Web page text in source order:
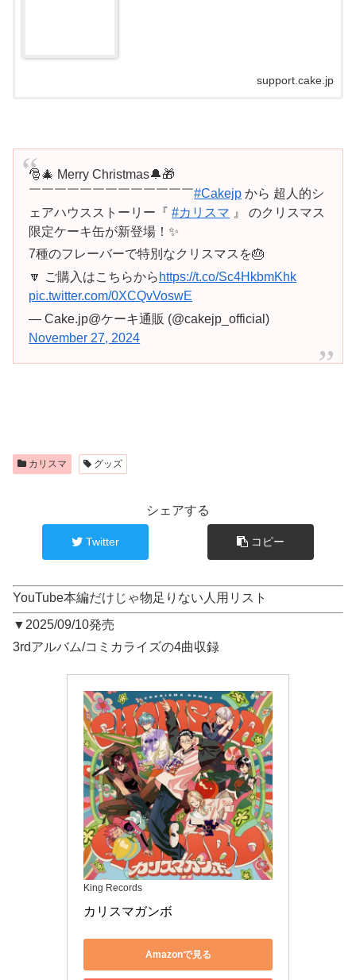
support.cake.jp
🎅🎄 Merry Christmas🔔🎁
￣￣￣￣￣￣￣￣￣￣￣￣￣#Cakejp から 超人的シ
ェアハウスストーリー『#カリスマ 』 のクリスマス
限定ケーキ缶が新登場！✨
7種のフレーバーで特別なクリスマスを🎂
🔽 ご購入はこちらから https://t.co/Sc4HkbmKhk
pic.twitter.com/0XCQvVoswE
— Cake.jp@ケーキ通販 (@cakejp_official)
November 27, 2024
カリスマ グッズ
シェアする
Twitter コピー
YouTube本編だけじゃ物足りない人用リスト
▼2025/09/10発売
3rdアルバム/コミカライズの4曲収録
King Records
カリスマガンボ
Amazonで見る